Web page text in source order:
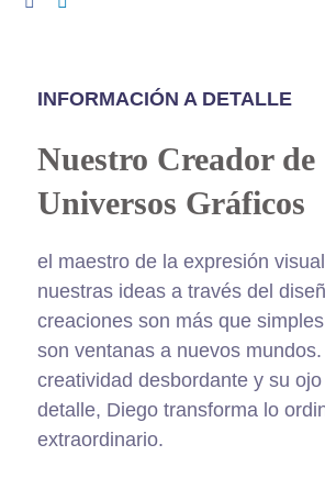
INFORMACIÓN A DETALLE
Nuestro Creador de
Universos Gráficos
el maestro de la expresión
nuestras ideas a través del
creaciones son más que
son ventanas a nuevos
creatividad desbordante y su ojo
detalle, Diego transforma lo
extraordinario.